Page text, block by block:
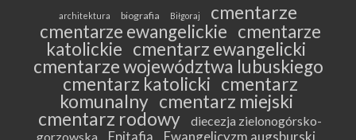
architektura biografia Biłgoraj
cmentarze
cmentarze ewangelickie cmentarze
katolickie cmentarz ewangelicki
cmentarze województwa lubuskiego
cmentarz katolicki cmentarz
komunalny cmentarz miejski
cmentarz rodowy
diecezja zielonogórsko-
gorzowska
Epitafia Ewangelicyzm augsburski